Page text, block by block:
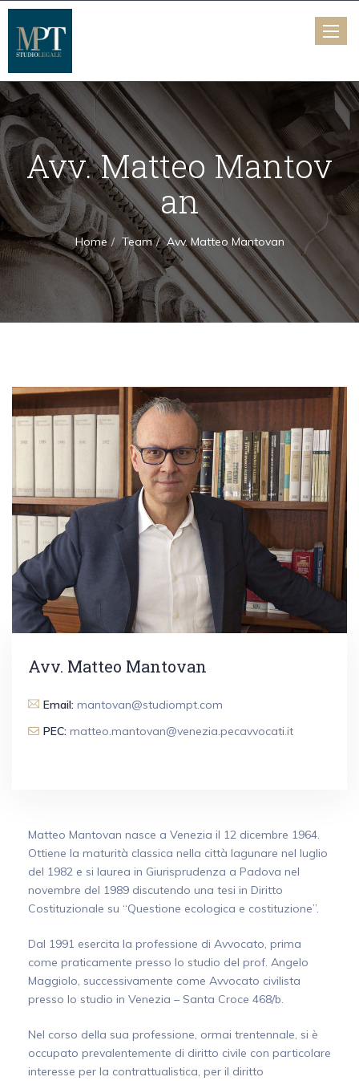
Toggle
Avv. Matteo Mantov
an
Home Team Avv. Matteo Mantovan
Avv. Matteo Mantovan
Email: mantovan@studiompt.com
PEC: matteo.mantovan@venezia.pecavvocati.it
Matteo Mantovan nasce a Venezia il 12 dicembre 1964.
Ottiene la maturità classica nella città lagunare nel luglio
del 1982 e si laurea in Giurisprudenza a Padova nel
novembre del 1989 discutendo una tesi in Diritto
Costituzionale su “Questione ecologica e costituzione”.
Dal 1991 esercita la professione di Avvocato, prima
come praticamente presso lo studio del prof. Angelo
Maggiolo, successivamente come Avvocato civilista
presso lo studio in Venezia – Santa Croce 468/b.
Nel corso della sua professione, ormai trentennale, si è
occupato prevalentemente di diritto civile con particolare
interesse per la contrattualistica, per il diritto